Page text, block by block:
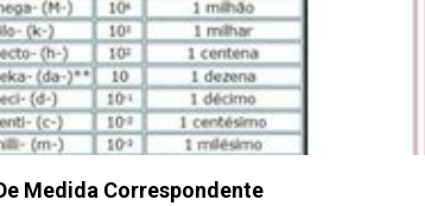
Medida Correspondente